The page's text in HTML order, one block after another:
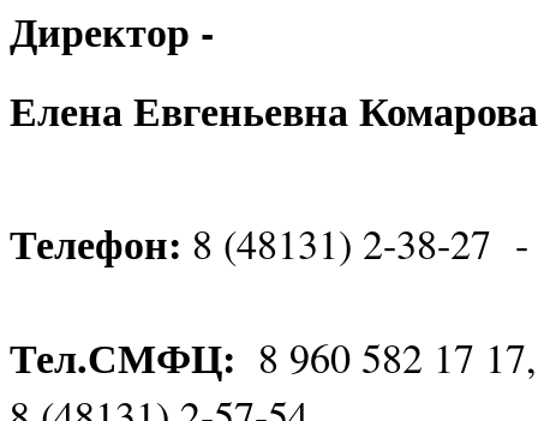
Директор -
Елена Евгеньевна Комарова
Телефон: 8 (48131) 2-38-27 -
Тел.СМФЦ: 8 960 582 17